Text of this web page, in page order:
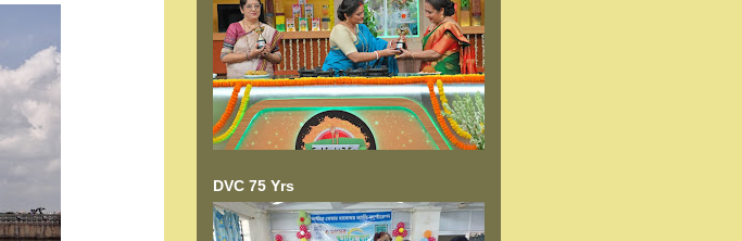
DVC 75 Yrs